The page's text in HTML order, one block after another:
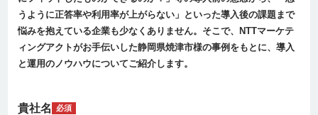
うように正答率や利用率が上がらない」といった導入後の課題まで
悩みを抱えている企業も少なくありません。そこで、NTTマーケテ
ィングアクトがお手伝いした静岡県焼津市様の事例をもとに、導入
と運用のノウハウについてご紹介します。
貴社名 必須